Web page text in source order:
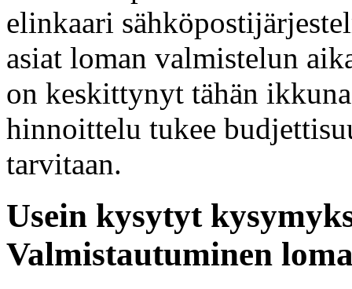
elinkaari
asiat loman valmistelun
on keskittynyt tähän
hinnoittelu tukee
tarvitaan.
Usein kysytyt
Valmistautuminen